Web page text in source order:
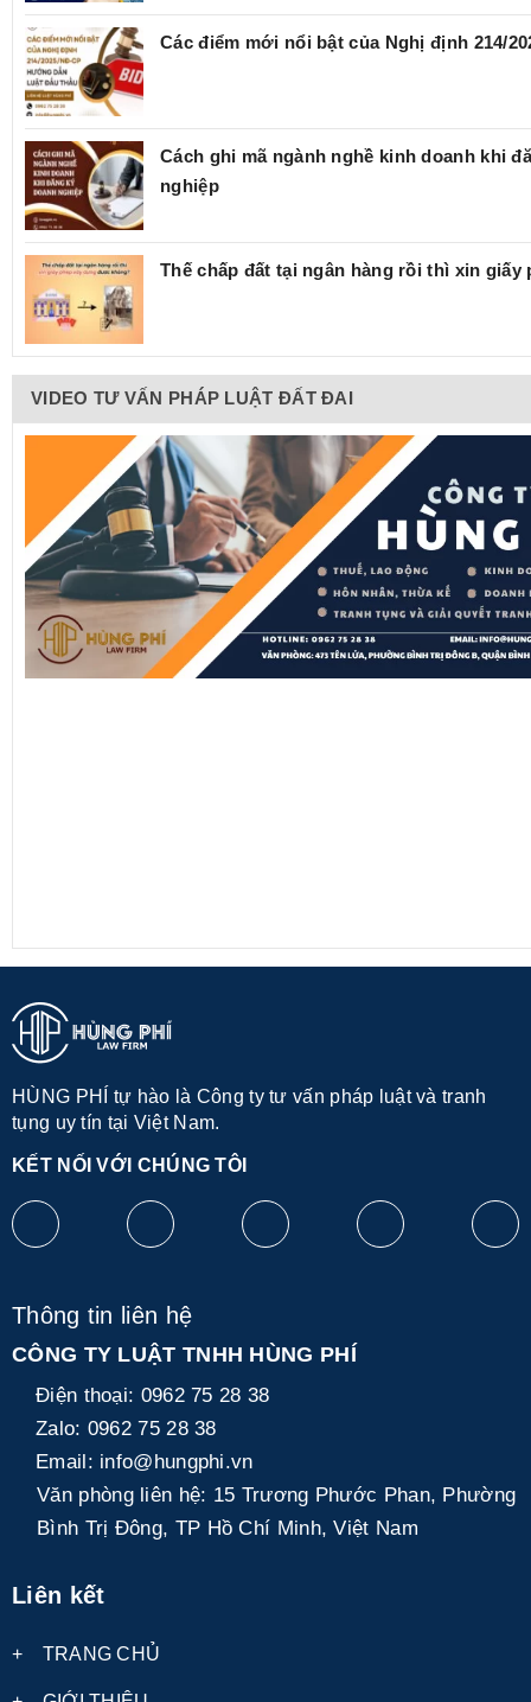
Các điểm mới nổi bật của Nghị định 214/
Cách ghi mã ngành nghề kinh doanh khi
nghiệp
Thế chấp đất tại ngân hàng rồi thì xin
VIDEO TƯ VẤN PHÁP LUẬT ĐẤT ĐAI
HÙNG PHÍ tự hào là Công ty tư vấn pháp luật và tranh
tụng uy tín tại Việt Nam.
KẾT NỐI VỚI CHÚNG TÔI
Thông tin liên hệ
CÔNG TY LUẬT TNHH HÙNG PHÍ
Điện thoại: 0962 75 28 38
Zalo: 0962 75 28 38
Email: info@hungphi.vn
Văn phòng liên hệ: 15 Trương Phước Phan, Phường
Bình Trị Đông, TP Hồ Chí Minh, Việt Nam
Liên kết
+ TRANG CHỦ